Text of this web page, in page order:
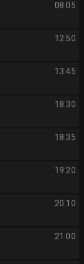
08:05
12:50
13:45
18:30
18:35
19:20
20:10
21:00